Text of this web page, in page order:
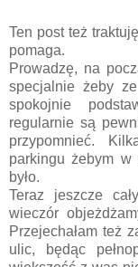
Ten post też
pomaga.
Prowadzę, na
specjalnie żeby
spokojnie
regularnie są
przypomnieć.
parkingu żebym w
było.
Teraz jeszcze
wieczór
Przejechałam też
ulic, będąc